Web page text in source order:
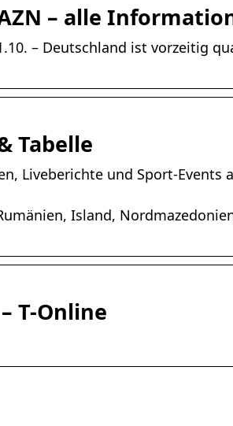
– alle
– Deutschland ist vorzeitig
Tabelle
Liveberichte und Sport-Events
Island,
T-Online